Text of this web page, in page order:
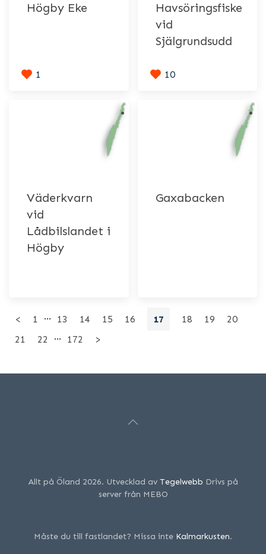
Högby Eke
1
Havsöringsfiske
vid
Själgrundsudd
10
Väderkvarn
vid
Lådbilslandet i
Högby
Gaxabacken
< 1 … 13 14 15 16 17 18 19
20
21
22 … 172 >
Allt på Öland 2026. Utvecklad av Tegelwebb Drivs på
server från MEBO
Måste du till fastlandet? Missa inte Kalmarkusten.